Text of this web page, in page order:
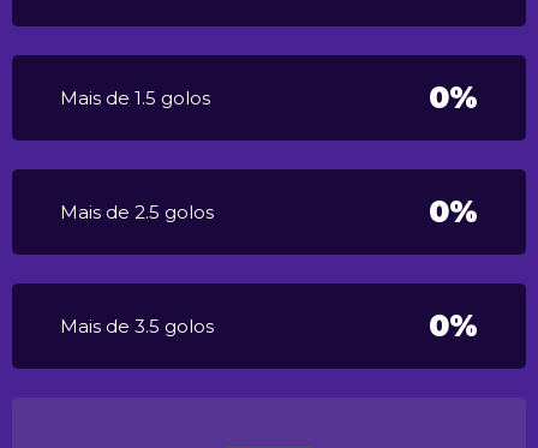
Mais de 1.5 golos 0%
Mais de 2.5 golos 0%
Mais de 3.5 golos 0%